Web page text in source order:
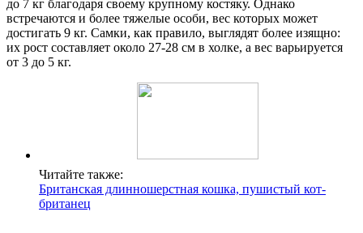
до 7 кг благодаря своему крупному костяку. Однако
встречаются и более тяжелые особи, вес которых может
достигать 9 кг. Самки, как правило, выглядят более изящно:
их рост составляет около 27-28 см в холке, а вес варьируется
от 3 до 5 кг.
Читайте также:
Британская длинношерстная кошка, пушистый кот-
британец